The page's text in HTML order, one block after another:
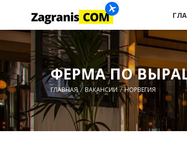
ФЕРМА ПО
ГЛАВНАЯ ВАКАНСИИ НОРВЕГИЯ